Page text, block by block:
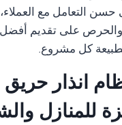
حسن التعامل مع العملاء،
والحرص على تقديم أفضل
كل مشروع.
للمنازل